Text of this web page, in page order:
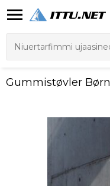
Gummistøvler Børn